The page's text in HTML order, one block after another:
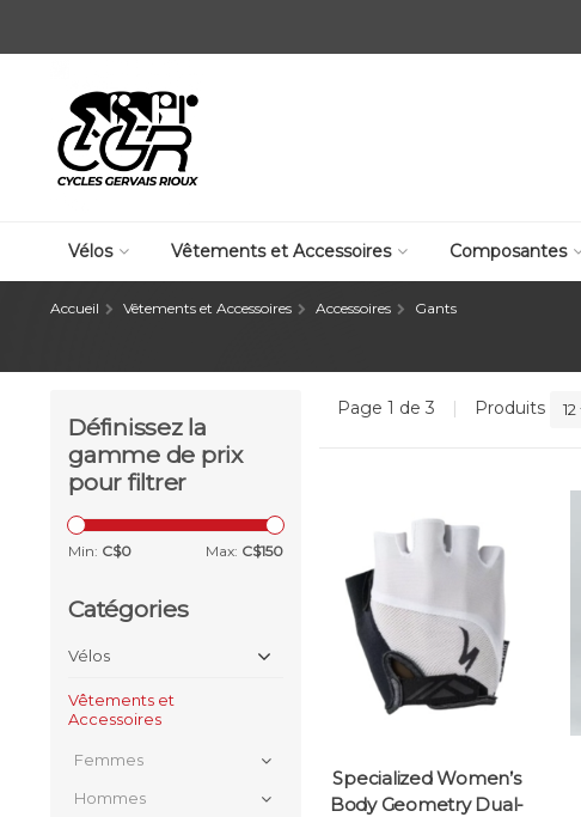
Vélos Vêtements et Accessoires Composantes
Accueil Vêtements et Accessoires Accessoires Gants
Définissez la
gamme de prix
pour filtrer
Min: C$0 Max: C$150
Catégories
Vélos
Vêtements et
Accessoires
Femmes
Hommes
Page 1 de 3 | Produits 12
Specialized Women’s
Body Geometry Dual-